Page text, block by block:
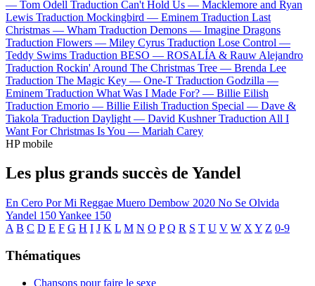
— Tom Odell Traduction Can't Hold Us — Macklemore and Ryan
Lewis Traduction Mockingbird — Eminem Traduction Last
Christmas — Wham Traduction Demons — Imagine Dragons
Traduction Flowers — Miley Cyrus Traduction Lose Control —
Teddy Swims Traduction BESO — ROSALÍA & Rauw Alejandro
Traduction Rockin' Around The Christmas Tree — Brenda Lee
Traduction The Magic Key — One-T Traduction Godzilla —
Eminem Traduction What Was I Made For? — Billie Eilish
Traduction Emorio — Billie Eilish Traduction Special — Dave &
Tiakola Traduction Daylight — David Kushner Traduction All I
Want For Christmas Is You — Mariah Carey
HP mobile
Les plus grands succès de Yandel
En Cero Por Mi Reggae Muero Dembow 2020 No Se Olvida
Yandel 150Yankee 150
A B C D E F G H I J K L M N O P Q R S T U V W X Y Z 0-9
Thématiques
Chansons pour faire le sexe